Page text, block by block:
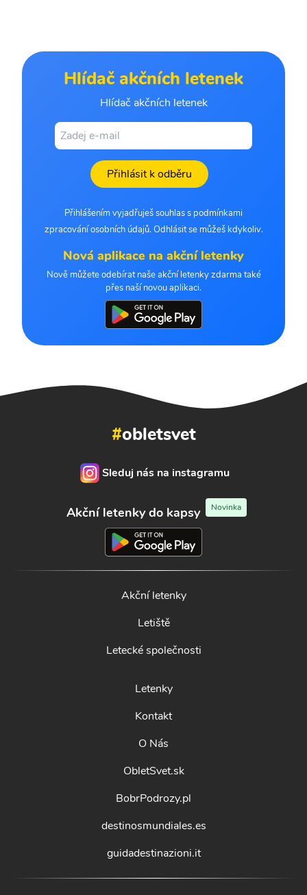
Hlídač akčních letenek
Hlídač akčních letenek
Přihlásit k odběru
Přihlášením vyjadřuješ souhlas s podmínkami
zpracování osobních údajů. Odhlásit se můžeš kdykoliv.
Nová aplikace na akční letenky
Nově můžete odebírat naše akční letenky zdarma také
přes naší novou aplikaci.
#obletsvet
Sleduj nás na instagramu
Akční letenky do kapsy Novinka
Akční letenky
Letiště
Letecké společnosti
Letenky
Kontakt
O Nás
ObletSvet.sk
BobrPodrozy.pl
destinosmundiales.es
guidadestinazioni.it